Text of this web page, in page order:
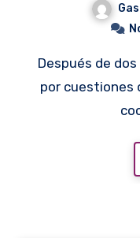
Después de dos intentos fallidos, truncados
por cuestiones